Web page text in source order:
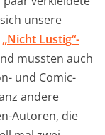
unsere
„Nicht Lustig“-
mussten auch
und Comic-
andere
Autoren, die